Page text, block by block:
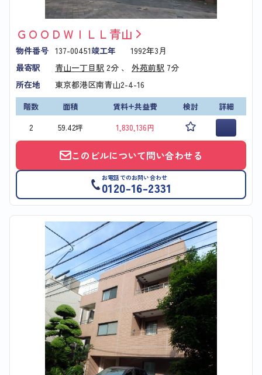
ＧＯＯＤＷＩＬＬ青山
物件番号 137-00451竣工年
1992年3月
最寄駅
青山一丁目駅 2分 、 外苑前駅 7分
所在地
東京都港区南青山2-4-16
階数 面積 賃料+共益費 検討
詳細
2
59.42坪 1,830,136円
このビルについて問い合わせる
お電話でのお問い合わせ
0120-16-2331